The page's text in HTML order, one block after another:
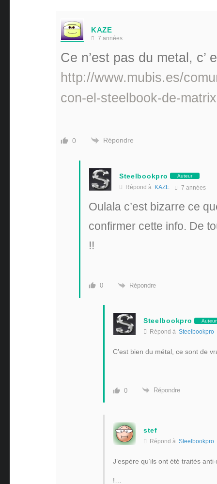
KAZE
7 années
Ce n’est pas du metal,
http://www.mubis.es/
con-el-steelbook-de-matrix
0 Répondre
Steelbookpro Auteur
Répond à KAZE 7 années
Oulala c’est bizarre ce
confirmer cette info. De
!!
0 Répondre
Steelbookpro Auteur
Répond à Steelbookpro
C’est bien du métal, ce sont de
0 Répondre
stef
Répond à Steelbookpro
J’espère qu’ils ont été traités
!…